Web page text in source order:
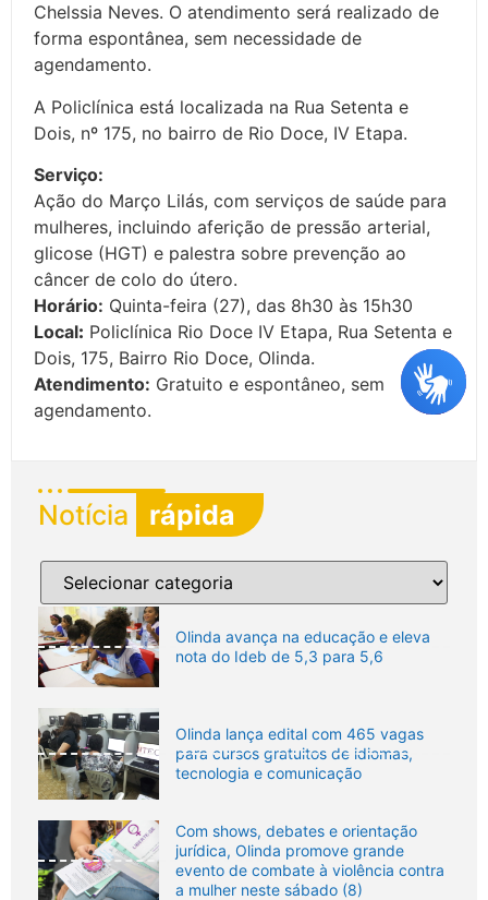
Chelssia Neves. O atendimento será realizado de
forma espontânea, sem necessidade de
agendamento.
A Policlínica está localizada na Rua Setenta e
Dois, nº 175, no bairro de Rio Doce, IV Etapa.
Serviço:
Ação do Março Lilás, com serviços de saúde para
mulheres, incluindo aferição de pressão arterial,
glicose (HGT) e palestra sobre prevenção ao
câncer de colo do útero.
Horário: Quinta-feira (27), das 8h30 às 15h30
Local: Policlínica Rio Doce IV Etapa, Rua Setenta e
Dois, 175, Bairro Rio Doce, Olinda.
Atendimento: Gratuito e espontâneo, sem
agendamento.
Notícia rápida
Olinda avança na educação e eleva
nota do Ideb de 5,3 para 5,6
Olinda lança edital com 465 vagas
para cursos gratuitos de idiomas,
tecnologia e comunicação
Com shows, debates e orientação
jurídica, Olinda promove grande
evento de combate à violência contra
a mulher neste sábado (8)